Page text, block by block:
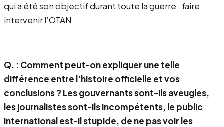
qui a été son objectif durant toute la guerre : faire
intervenir l’OTAN.
Q. : Comment peut-on expliquer une telle
différence entre l'histoire officielle et vos
conclusions ? Les gouvernants sont-ils aveugles,
les journalistes sont-ils incompétents, le public
international est-il stupide, de ne pas voir les